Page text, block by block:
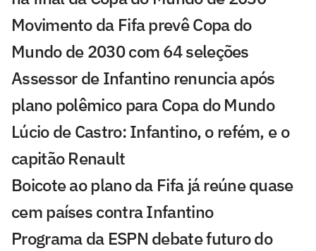
Movimento da Fifa prevê Copa do
Mundo de 2030 com 64 seleções
Assessor de Infantino renuncia após
plano polêmico para Copa do Mundo
Lúcio de Castro: Infantino, o refém, e o
capitão Renault
Boicote ao plano da Fifa já reúne quase
cem países contra Infantino
Programa da ESPN debate futuro do